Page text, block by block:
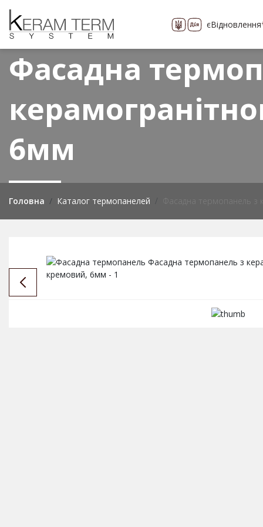
єВідновлення
Про компанію Каталог понад 400 видів
Фасадна
6мм
Головна Каталог термопанелей Фасадна термопанель